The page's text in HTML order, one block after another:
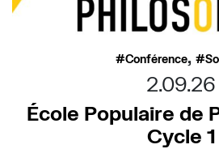
Conférence,
2.09.26
École Populaire de
Cycle 1